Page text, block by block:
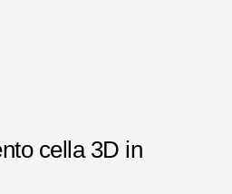
cella 3D in